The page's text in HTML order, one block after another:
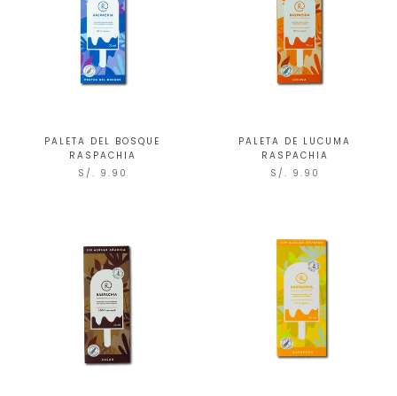
PALETA DEL BOSQUE
RASPACHIA
S/. 9.90
PALETA DE LUCUMA
RASPACHIA
S/. 9.90